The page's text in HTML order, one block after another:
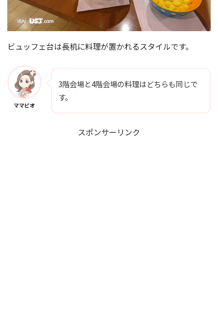
ビュッフェ台は長机に料理が置かれるスタイルです。
ママピオ
3階会場と4階会場の料理はどちらも同じで
す。
スポンサーリンク